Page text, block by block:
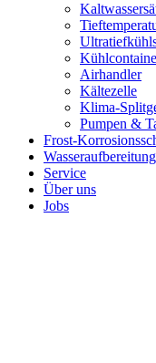
Airhandler
Kältezelle
Klima-
Pumpen &
Frost-
Wasseraufbereitung
Service
Über uns
Jobs